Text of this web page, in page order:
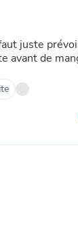
juste
avant de